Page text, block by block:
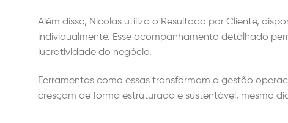
Além disso, Nicolas utiliza o Resultado por Cliente,
individualmente. Esse acompanhamento detalhado
lucratividade do negócio.
Ferramentas como essas transformam a gestão
cresçam de forma estruturada e sustentável, mesmo